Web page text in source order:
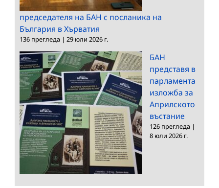
председателя на БАН с посланика на
България в Хърватия
136 прегледа | 29 юли 2026 г.
БАН
представя в
парламента
изложба за
Априлското
въстание
126 прегледа |
8 юли 2026 г.